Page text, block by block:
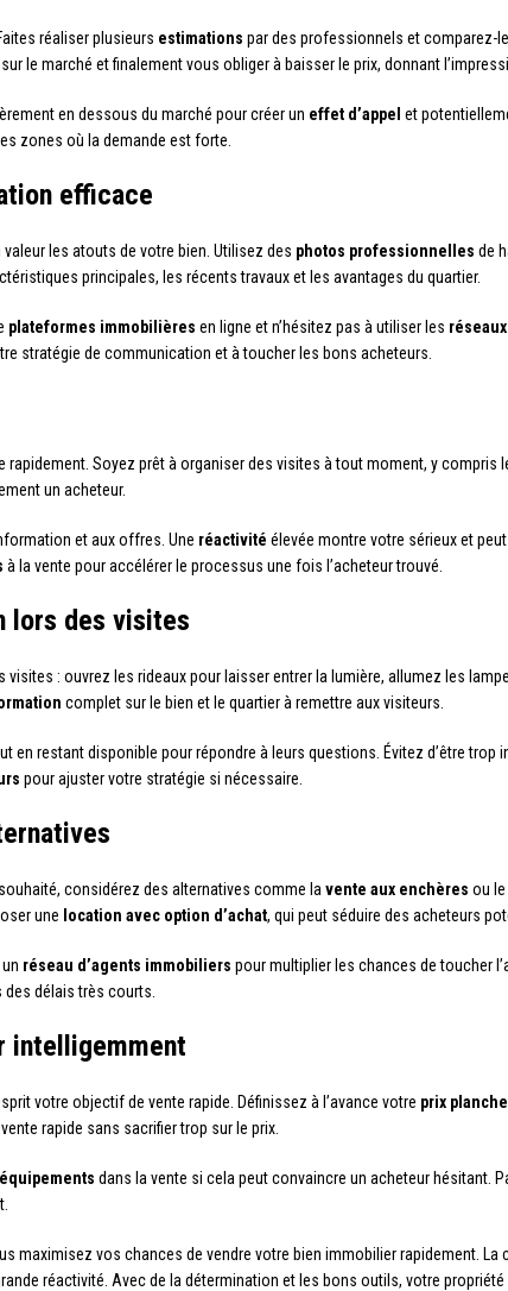
réaliser plusieurs estimations par des professionnels et comparez-
le marché et finalement vous obliger à baisser le prix, donnant
en dessous du marché pour créer un effet d’appel et
zones où la demande est forte.
efficace
valeur les atouts de votre bien. Utilisez des photos professionnelles de
principales, les récents travaux et les avantages du quartier.
plateformes immobilières en ligne et n’hésitez pas à utiliser les
stratégie de communication et à toucher les bons acheteurs.
rapidement. Soyez prêt à organiser des visites à tout moment, y compris
un acheteur.
et aux offres. Une réactivité élevée montre votre sérieux et
à la vente pour accélérer le processus une fois l’acheteur trouvé.
lors des visites
visites : ouvrez les rideaux pour laisser entrer la lumière, allumez les
complet sur le bien et le quartier à remettre aux visiteurs.
en restant disponible pour répondre à leurs questions. Évitez d’être
pour ajuster votre stratégie si nécessaire.
considérez des alternatives comme la vente aux enchères ou le
une location avec option d’achat, qui peut séduire des acheteurs
réseau d’agents immobiliers pour multiplier les chances de toucher
délais très courts.
intelligemment
votre objectif de vente rapide. Définissez à l’avance votre prix
rapide sans sacrifier trop sur le prix.
dans la vente si cela peut convaincre un acheteur hésitant.
maximisez vos chances de vendre votre bien immobilier rapidement.
réactivité. Avec de la détermination et les bons outils, votre